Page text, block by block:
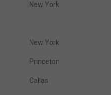
New York
New York
Princeton
Callas